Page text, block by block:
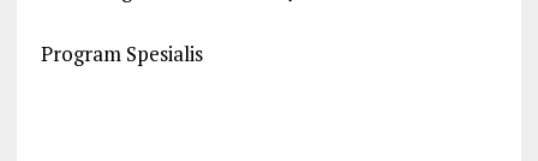
Program Spesialis